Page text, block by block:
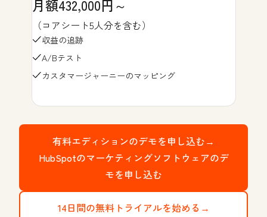
月額432,000円～
（コアシート5人分を含む）
収益の追跡
A/Bテスト
カスタマージャーニーのマッピング
有料エディションのデモを申し込む→
HubSpotのマーケティングソフトウェアのデ
モを申し込む
14日間の無料トライアルを始める→